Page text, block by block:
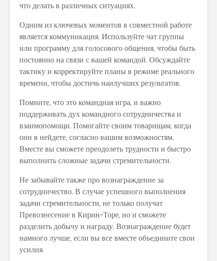
что делать в различных ситуациях.
Одним из ключевых моментов в совместной работе
является коммуникация. Используйте чат группы
или программу для голосового общения, чтобы быть
постоянно на связи с вашей командой. Обсуждайте
тактику и корректируйте планы в режиме реального
времени, чтобы достичь наилучших результатов.
Помните, что это командная игра, и важно
поддерживать дух командного сотрудничества и
взаимопомощи. Помогайте своим товарищам, когда
они в нейдете, согласно вашим возможностям.
Вместе вы сможете преодолеть трудности и быстро
выполнить сложные задачи стремительности.
Не забывайте также про вознаграждение за
сотрудничество. В случае успешного выполнения
задачи стремительности, не только получат
Превознесение в Кирин-Торе, но и сможете
разделить добычу и награду. Вознаграждение будет
намного лучше, если вы все вместе объедините свои
усилия.